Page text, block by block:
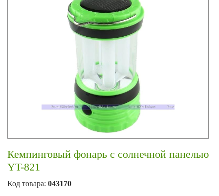
Кемпинговый фонарь с солнечной панелью
YT-821
Код товара: 043170